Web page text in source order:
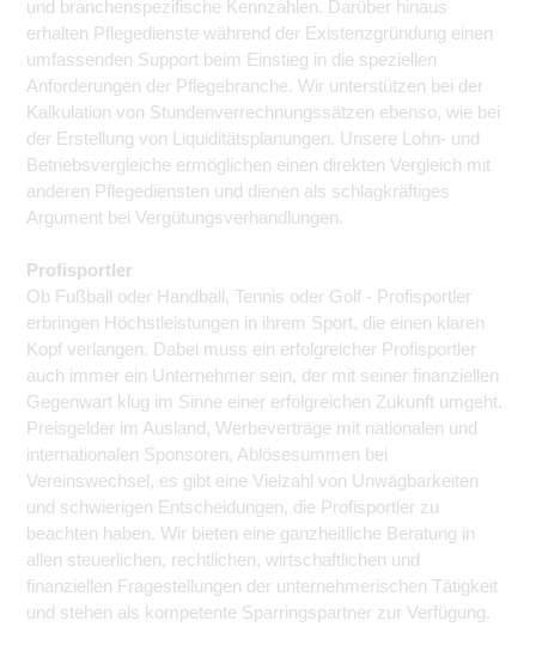
und branchenspezifische Kennzahlen. Darüber hinaus
erhalten Pflegedienste während der Existenzgründung einen
umfassenden Support beim Einstieg in die speziellen
Anforderungen der Pflegebranche. Wir unterstützen bei der
Kalkulation von Stundenverrechnungssätzen ebenso, wie bei
der Erstellung von Liquiditätsplanungen. Unsere Lohn- und
Betriebsvergleiche ermöglichen einen direkten Vergleich mit
anderen Pflegediensten und dienen als schlagkräftiges
Argument bei Vergütungsverhandlungen.
Profisportler
Ob Fußball oder Handball, Tennis oder Golf - Profisportler
erbringen Höchstleistungen in ihrem Sport, die einen klaren
Kopf verlangen. Dabei muss ein erfolgreicher Profisportler
auch immer ein Unternehmer sein, der mit seiner finanziellen
Gegenwart klug im Sinne einer erfolgreichen Zukunft umgeht.
Preisgelder im Ausland, Werbeverträge mit nationalen und
internationalen Sponsoren, Ablösesummen bei
Vereinswechsel, es gibt eine Vielzahl von Unwägbarkeiten
und schwierigen Entscheidungen, die Profisportler zu
beachten haben. Wir bieten eine ganzheitliche Beratung in
allen steuerlichen, rechtlichen, wirtschaftlichen und
finanziellen Fragestellungen der unternehmerischen Tätigkeit
und stehen als kompetente Sparringspartner zur Verfügung.